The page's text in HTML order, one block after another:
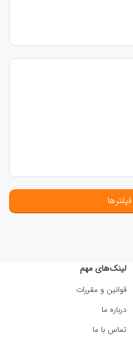
لینک‌های مهم
قوانین و مقررات
درباره ما
تماس با ما